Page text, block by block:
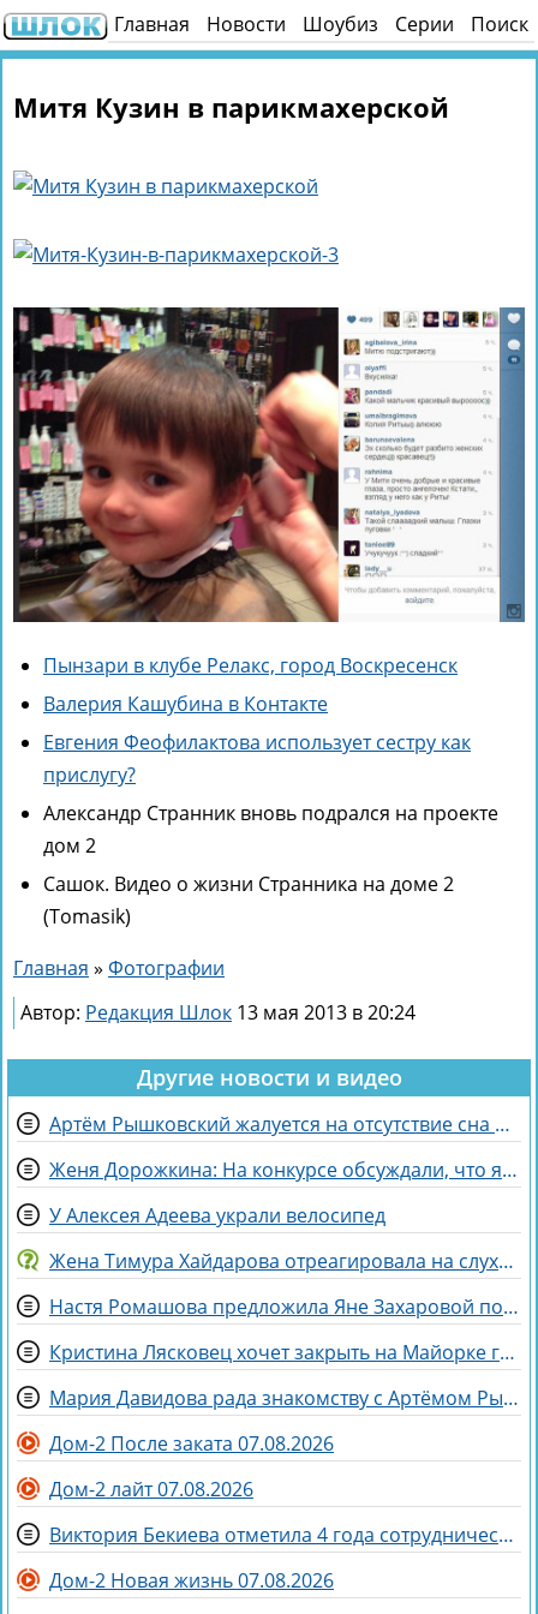
Главная Новости Шоубиз Серии Поиск
Митя Кузин в парикмахерской
Пынзари в клубе Релакс, город Воскресенск
Валерия Кашубина в Контакте
Евгения Феофилактова использует сестру как
прислугу?
Александр Странник вновь подрался на проекте
дом 2
Сашок. Видео о жизни Странника на доме 2
(Tomasik)
Главная » Фотографии
Автор: Редакция Шлок 13 мая 2013 в 20:24
Другие новости и видео
Артём Рышковский жалуется на отсутствие сна из-за Нади Ермаковой
Женя Дорожкина: На конкурсе обсуждали, что я злая и мстительная
У Алексея Адеева украли велосипед
Жена Тимура Хайдарова отреагировала на слухи о колдовстве
Настя Ромашова предложила Яне Захаровой пожить у неё в гардеробной
Кристина Лясковец хочет закрыть на Майорке гештальт
Мария Давидова рада знакомству с Артёмом Рышковским на доме 2
Дом-2 После заката 07.08.2026
Дом-2 лайт 07.08.2026
Виктория Бекиева отметила 4 года сотрудничества с Домом 2
Дом-2 Новая жизнь 07.08.2026